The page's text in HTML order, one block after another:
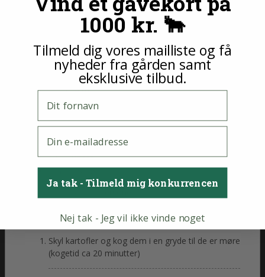
Hjertesalat eller anden sprød salat
4 stk
Forårsløg
stk
Asparges
Cherrytomat
150 g Ærter
1 tsk Salt
1 tsk Peber
1
Smør
Skyl kartofler og kog dem i en gryde til de er møre
(kogetid ca 20 minutter)
1000 kr. 🐂
Tilmeld dig vores mailliste og få
nyheder fra gården samt
eksklusive tilbud.
Ja tak - Tilmeld mig konkurrencen
Nej tak - Jeg vil ikke vinde noget